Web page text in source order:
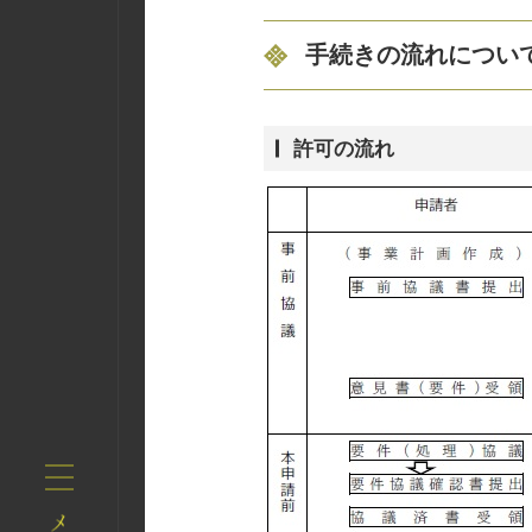
手続きの流れについ
許可の流れ